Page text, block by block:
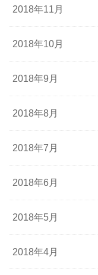
2018年11月
2018年10月
2018年9月
2018年8月
2018年7月
2018年6月
2018年5月
2018年4月